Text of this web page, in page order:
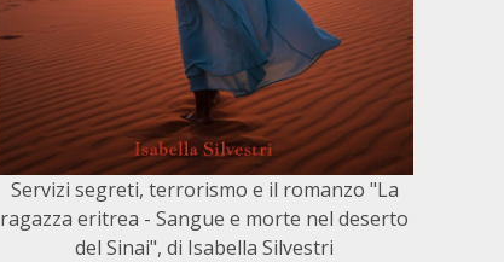
Servizi segreti, terrorismo e il romanzo "La
ragazza eritrea - Sangue e morte nel deserto
del Sinai", di Isabella Silvestri